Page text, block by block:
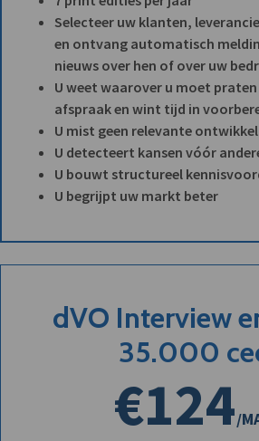
Selecteer uw klanten,
en ontvang automatisch
nieuws over hen of over uw
U weet waarover u moet
afspraak en wint tijd in
U mist geen relevante
U detecteert kansen vóór
U bouwt structureel
U begrijpt uw markt beter
dVO Interview
35.000
€124/